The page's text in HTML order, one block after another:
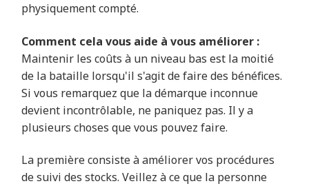
physiquement compté.
Comment cela vous aide à vous améliorer :
Maintenir les coûts à un niveau bas est la moitié
de la bataille lorsqu'il s'agit de faire des bénéfices.
Si vous remarquez que la démarque inconnue
devient incontrôlable, ne paniquez pas. Il y a
plusieurs choses que vous pouvez faire.
La première consiste à améliorer vos procédures
de suivi des stocks. Veillez à ce que la personne